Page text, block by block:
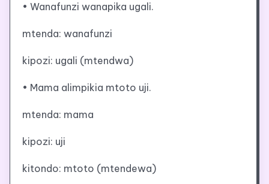
• Wanafunzi wanapika ugali.
mtenda: wanafunzi
kipozi: ugali (mtendwa)
• Mama alimpikia mtoto uji.
mtenda: mama
kipozi: uji
kitondo: mtoto (mtendewa)